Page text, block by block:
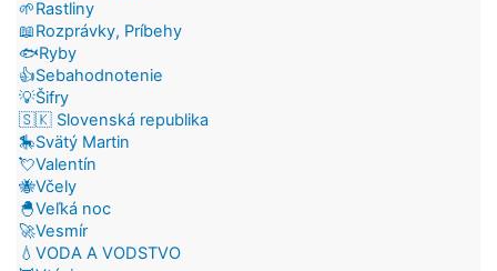
🌱Rastliny
📖Rozprávky, Príbehy
🐟Ryby
👍Sebahodnotenie
💡Šifry
🇸🇰 Slovenská republika
🎠Svätý Martin
💘Valentín
🐝Včely
🐣Veľká noc
🚀Vesmír
💧VODA A VODSTVO